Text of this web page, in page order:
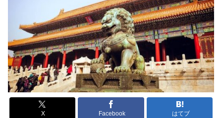
X Facebook はてブ